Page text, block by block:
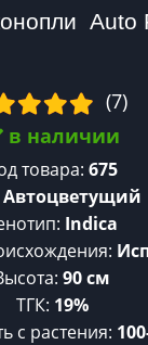
Auto
(7)
в наличии
товара: 675
Автоцветущий
Indica
90 см
ТГК: 19%
c растения: